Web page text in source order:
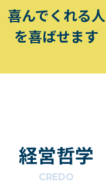
喜んでくれる人
を喜ばせます
経営哲学
CREDO